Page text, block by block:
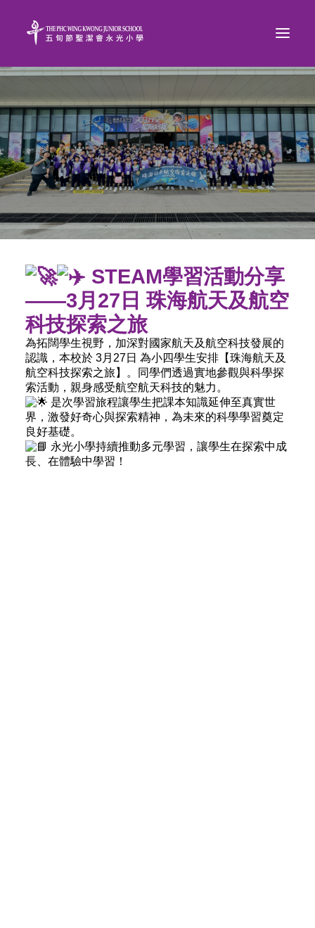
STEAM學習活動分享
——3月27日 珠海航天及航空
科技探索之旅
為拓闊學生視野，加深對國家航天及航空科技發展的
認識，本校於 3月27日 為小四學生安排【珠海航天及
航空科技探索之旅】。同學們透過實地參觀與科學探
索活動，親身感受航空航天科技的魅力。
是次學習旅程讓學生把課本知識延伸至真實世
界，激發好奇心與探索精神，為未來的科學學習奠定
良好基礎。
永光小學持續推動多元學習，讓學生在探索中成
長、在體驗中學習！